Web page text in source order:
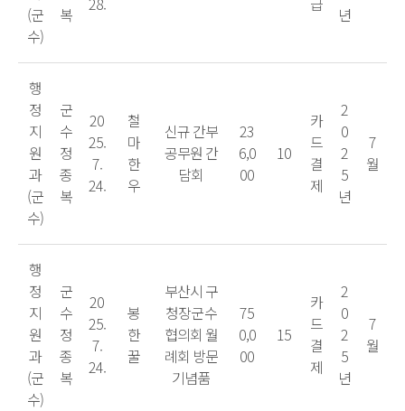
(군
수)
복
년
행
정
지
원
과
(군
수)
군
수
정
종
복
20
25.
7.
24.
철
마
한
우
신규 간부
공무원 간
담회
23
6,0
00
10
카
드
결
제
2
0
2
5
년
7
월
행
정
지
원
과
(군
수)
군
수
정
종
복
20
25.
7.
24.
봉
한
꿀
부산시 구
청장군수
협의회 월
례회 방문
기념품
75
0,0
00
15
카
드
결
제
2
0
2
5
년
7
월